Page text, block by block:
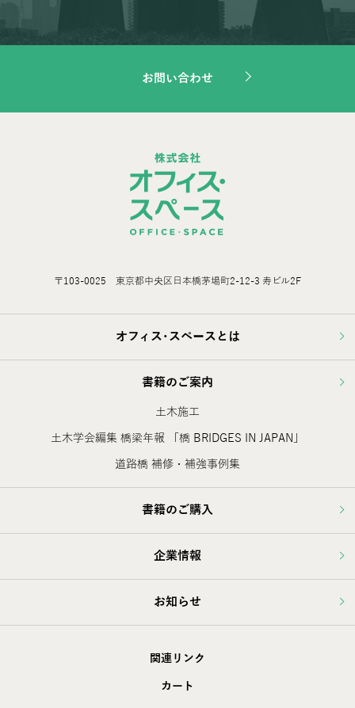
お問い合わせ
〒103-0025 東京都中央区日本橋茅場町2-12-3 寿ビル2F
オフィス･スペースとは
書籍のご案内
土木施工
土木学会編集 橋梁年報 「橋 BRIDGES IN JAPAN」
道路橋 補修・補強事例集
書籍のご購入
企業情報
お知らせ
関連リンク
カート